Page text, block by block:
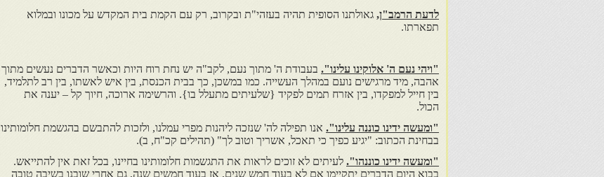
לדעת הרמב"ן, גאולתנו הסופית תהיה בעזהי"ת ובקרוב, רק עם הקמת בית המקדש על מכונו ובמלוא
תפארתו.
"ויהי נעם ה' אלוקינו עלינו". בעבודת ה' מתוך נעם, לקב"ה יש נחת רוח היות וכאשר הדברים נעשים מתוך
אהבה, מיד מרגישים נועם במהלך העשייה. כמו במשכן, כך בבית הכנסת, בין איש לאשתו, בין רב לתלמיד,
בין חייל למפקדו, בין אזרח תמים לפקיד {שלעיתים מתעלל בו}. והרשימה ארוכה, חיוך קל – יענה את
הכול.
"ומעשה ידינו כוננה עלינו". אנו תפילה לה' שנזכה ליהנות מפרי עמלנו, ולזכות להתבשם בהגשמת חלומותינו
בבחינת הכתוב: "יגיע כפיך כי תאכל, אשריך וטוב לך" (תהילים קכ"ח, ב).
"ומעשה ידינו כוננהו". לעיתים לא זוכים לראות את התגשמות חלומותינו בחיינו, בכל זאת אין להתייאש.
בבוא היום הדברים יתקיימו אם לא בעוד חמש שנים, אז בעוד חמשים שנה, גם אחרי שובנו בשיבה טובה